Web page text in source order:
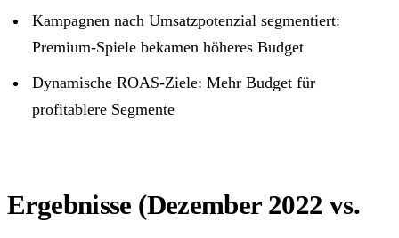
Kampagnen nach Umsatzpotenzial segmentiert:
Premium-Spiele bekamen höheres Budget
Dynamische ROAS-Ziele: Mehr Budget für
profitablere Segmente
Ergebnisse (Dezember 2022 vs.